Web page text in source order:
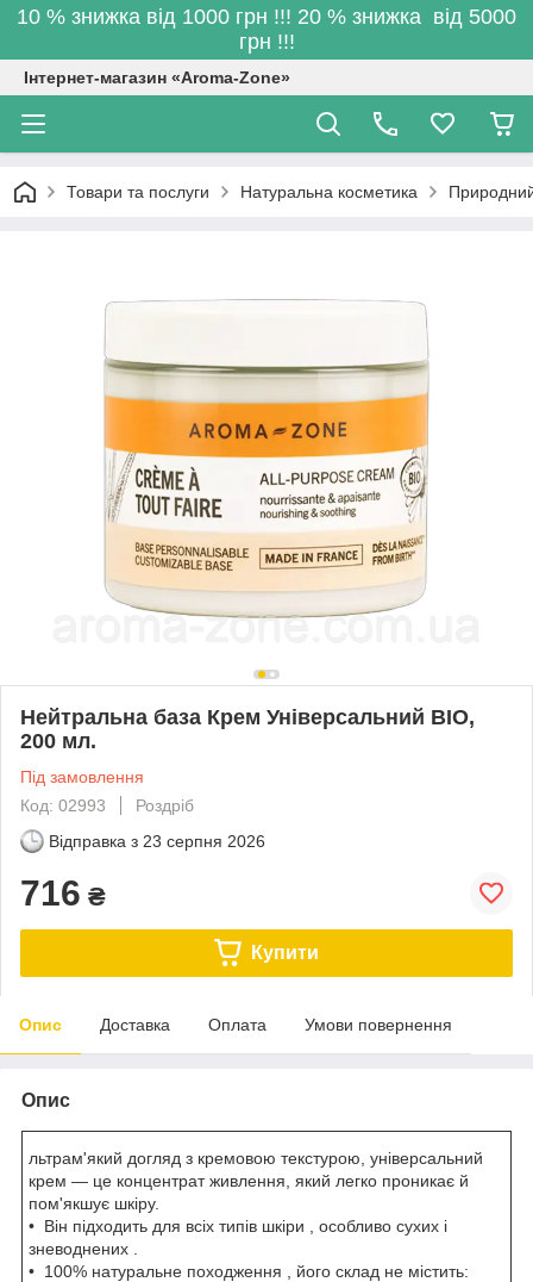
10 % знижка від 1000 грн !!! 20 % знижка від 5000
грн !!!
Інтернет-магазин «Aroma-Zone»
Товари та послуги Натуральна косметика
Нейтральна база Крем Універсальний BIO,
200 мл.
Під замовлення
Код: 02993
Роздріб
Відправка з 23 серпня 2026
716 ₴
Купити
Опис Доставка Оплата Умови повернення
Опис
льтрам'який догляд з кремовою текстурою, універсальний
крем — це концентрат живлення, який легко проникає й
пом'якшує шкіру.
• Він підходить для всіх типів шкіри , особливо сухих і
зневоднених .
• 100% натуральне походження , його склад не містить: